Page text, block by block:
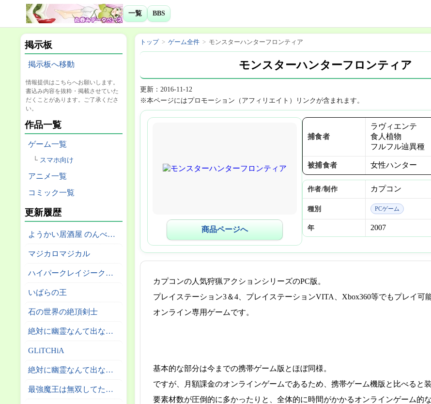
一覧 BBS
掲示板
掲示板へ移動
情報提供はこちらへお願いします。
書込み内容を抜粋・掲載させていた
だくことがあります。ご了承くださ
い。
作品一覧
ゲーム一覧
スマホ向け
アニメ一覧
コミック一覧
更新履歴
ようかい居酒屋 のんべれケ。
マジカロマジカル
ハイパークレイジークライマー
いばらの王
石の世界の絶頂剣士
絶対に幽霊なんて出ないサーカス団
GLiTCHiA
絶対に幽霊なんて出ない高層エレベーター
最強魔王は無双してたのに ～女体化解除のカギは人助けの旅でした～
トップ ゲーム全件 モンスターハンターフロンティア
モンスターハンターフロンティア
更新：2016-11-12
※本ページにはプロモーション（アフィリエイト）リンクが含まれます。
商品ページへ
捕食者
ラヴィエンテ
食人植物
フルフル辿異種
被捕食者 女性ハンター
作者/制作 カプコン
種別 PCゲーム
年 2007
カプコンの人気狩猟アクションシリーズのPC版。
プレイステーション3＆4、プレイステーションVITA、Xbox360等でもプレイ可能
オンライン専用ゲームです。
基本的な部分は今までの携帯ゲーム版とほぼ同様。
ですが、月額課金のオンラインゲームであるため、携帯ゲーム機版と比べると
要素材数が圧倒的に多かったりと、全体的に時間がかかるオンラインゲーム的